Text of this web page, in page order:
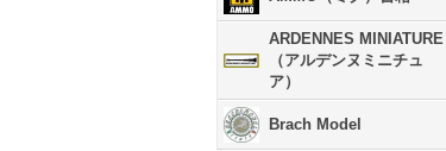
ARDENNES MINIATURE
（アルデンヌミニチュ
ア）
Brach Model